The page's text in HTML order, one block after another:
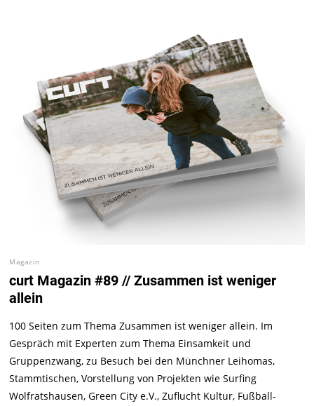
Magazin
curt Magazin #89 // Zusammen ist weniger
allein
100 Seiten zum Thema Zusammen ist weniger allein. Im
Gespräch mit Experten zum Thema Einsamkeit und
Gruppenzwang, zu Besuch bei den Münchner Leihomas,
Stammtischen, Vorstellung von Projekten wie Surfing
Wolfratshausen, Green City e.V., Zuflucht Kultur, Fußball-